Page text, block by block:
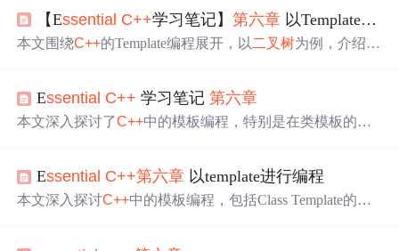
【Essential C++学习笔记】第六章 以Template进行编程
本文围绕C++的Template编程展开，以 二叉树为例，介绍了
板类的逻辑和要点，还提及了模板函数完成的输出运算
符、常量表达式与默认参数值等。
Essential C++ 学习笔记第六章
本文深入探讨了C++中的模板编程，特别是在类模板的使
型参数的处理、成员函数的实现、模板函数作为成员函
数，以及模板在设计策略中的应用。
Essential C++第六章 以template进行编程
本文深入探讨C++中的模板编程，包括Class Template的定